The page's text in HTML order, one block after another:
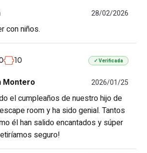
28/02/2026
con niños.
10 ✓ Verificada
Montero 2026/01/25
el cumpleaños de nuestro hijo de
room y ha sido genial. Tantos
él han salido encantados y súper
seguro!